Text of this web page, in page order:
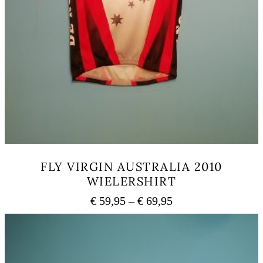
FLY VIRGIN AUSTRALIA 2010
WIELERSHIRT
€ 59,95 –€ 69,95Preisspanne:
€ 59,95